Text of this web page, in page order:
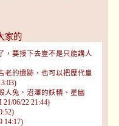
家的
，要接下去豈不是只能講人
老的遺跡，也可以把歷代皇
人兔、沼澤的妖精、星幽
06/22 21:44)
14:17)